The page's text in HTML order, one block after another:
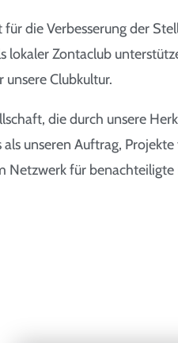
die Verbesserung der
lokaler Zontaclub
Clubkultur.
die durch unsere
unseren Auftrag,
Netzwerk für